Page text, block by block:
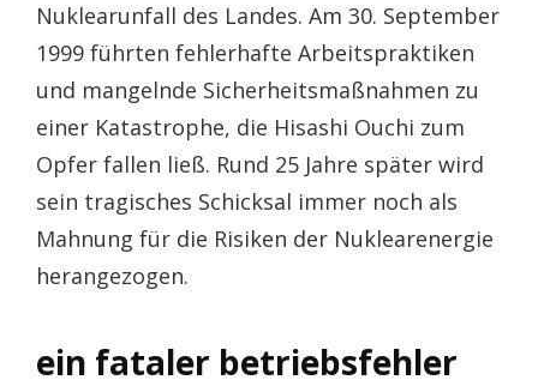
Nuklearunfall des Landes. Am 30. September
1999 führten fehlerhafte Arbeitspraktiken
und mangelnde Sicherheitsmaßnahmen zu
einer Katastrophe, die Hisashi Ouchi zum
Opfer fallen ließ. Rund 25 Jahre später wird
sein tragisches Schicksal immer noch als
Mahnung für die Risiken der Nuklearenergie
herangezogen.
ein fataler betriebsfehler